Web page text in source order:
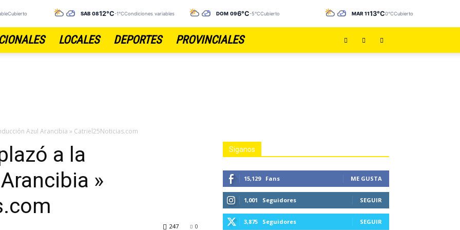
SÁB 0812°C-1°CCondiciones variables DOM 096°C-5°CCubierto MAR 1113°C0°CCubierto
LOCALES DEPORTES PROVINCIALES
Azul Arancibia » Catriel25Noticias.com
a la
»
0
247
Siganos
15,129 Fans ME GUSTA
1,001 Seguidores SEGUIR
3,875 Seguidores SEGUIR